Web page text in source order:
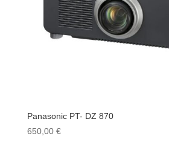
Panasonic PT- DZ 870
650,00 €